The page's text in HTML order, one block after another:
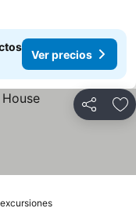
Ver precios
Compartir
Ver precios